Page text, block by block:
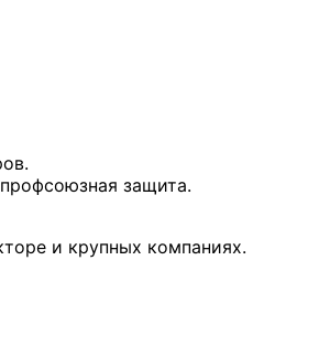
защита.
и крупных компаниях.